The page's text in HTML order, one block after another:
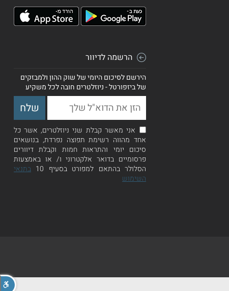
הרשמה לדיוור
הירשם לסיכום היומי של שוק ההון ולמבזקים
של ביזפורטל - ניוזלטרים חובה לכל משקיע
אני מאשר קבלת שני ניוזלטרים, אשר כל
אחד מהווה רשימת תפוצה נפרדת, בנושאים
סיכום יומי והתראות חמות וקבלת דיוורים
פרסומיים בדואר אלקטרוני ו/ או באמצעות
הסלולר בהתאם למפורט בסעיף 10
בתנאי
השימוש